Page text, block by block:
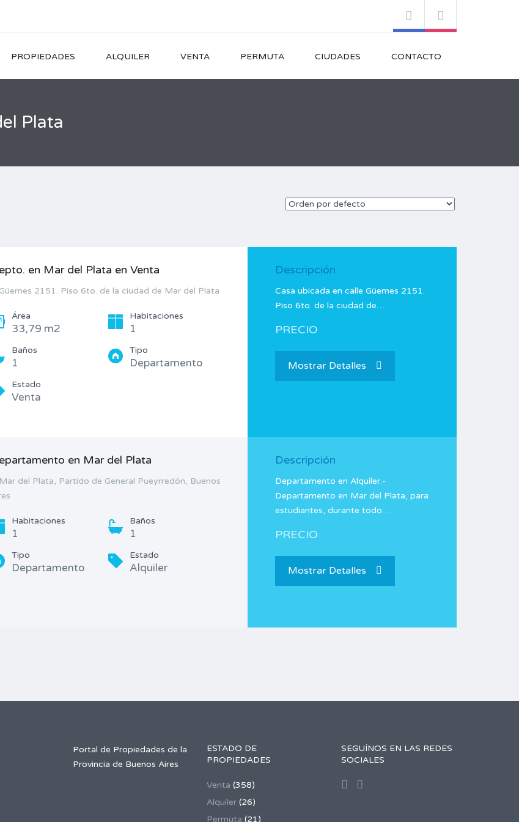
PROPIEDADES ALQUILER VENTA PERMUTA CIUDADES CONTACTO
Plata
en Mar del Plata en Venta
Güemes 2151. Piso 6to. de la ciudad de Mar del Plata
Área
33,79 m2
Habitaciones
1
Baños
1
Tipo
Departamento
Estado
Venta
Descripción
Casa ubicada en calle Güemes 2151.
Piso 6to. de la ciudad de…
PRECIO
Mostrar Detalles
en Mar del Plata
Mar del Plata, Partido de General Pueyrredón, Buenos
Habitaciones
1
Baños
1
Tipo
Departamento
Estado
Alquiler
Descripción
Departamento en Alquiler.-
Departamento en Mar del Plata, para
estudiantes, durante todo…
PRECIO
Mostrar Detalles
Portal de Propiedades de la
Provincia de Buenos Aires
ESTADO DE
PROPIEDADES
Venta (358)
Alquiler (26)
Permuta (21)
SEGUÍNOS EN LAS REDES
SOCIALES